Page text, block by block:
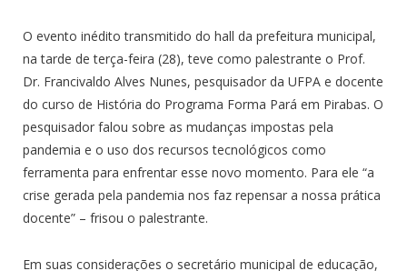
O evento inédito transmitido do hall da prefeitura municipal,
na tarde de terça-feira (28), teve como palestrante o Prof.
Dr. Francivaldo Alves Nunes, pesquisador da UFPA e docente
do curso de História do Programa Forma Pará em Pirabas. O
pesquisador falou sobre as mudanças impostas pela
pandemia e o uso dos recursos tecnológicos como
ferramenta para enfrentar esse novo momento. Para ele “a
crise gerada pela pandemia nos faz repensar a nossa prática
docente” – frisou o palestrante.
Em suas considerações o secretário municipal de educação,